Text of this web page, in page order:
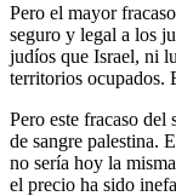
Pero el mayor
seguro y legal a los
judíos que Israel, ni
territorios ocupados.
Pero este fracaso
de sangre palestina.
no sería hoy la
el precio ha sido